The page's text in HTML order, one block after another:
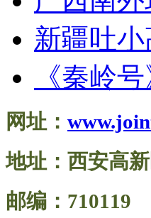
新疆吐
《秦岭
网址：
地址：西安高
邮编：710119